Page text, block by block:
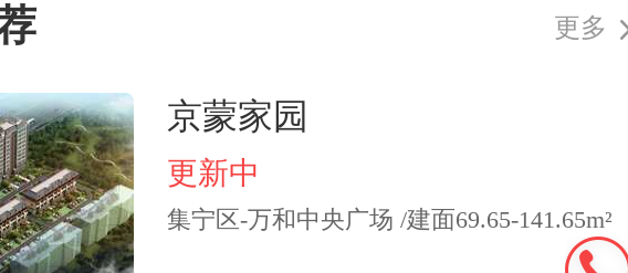
企业科技特派员制度。支持行业
牵头组建创新联合体，探索实施
家负责制，与国家实验室、科研
合承担国家重大科技项目。
更多
京蒙家园
更新中
集宁区-万和中央广场 /建面69.65-141.65m²